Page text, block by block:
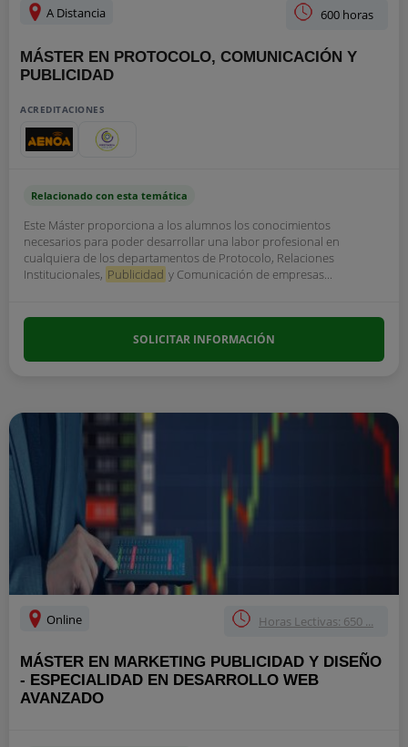
A Distancia 600 horas
MÁSTER EN PROTOCOLO, COMUNICACIÓN Y
PUBLICIDAD
ACREDITACIONES
Relacionado con esta temática
Este Máster proporciona a los alumnos los conocimientos
necesarios para poder desarrollar una labor profesional en
cualquiera de los departamentos de Protocolo, Relaciones
Institucionales, Publicidad y Comunicación de empresas...
SOLICITAR INFORMACIÓN
Online Horas Lectivas: 650 ...
MÁSTER EN MARKETING PUBLICIDAD Y DISEÑO
- ESPECIALIDAD EN DESARROLLO WEB
AVANZADO